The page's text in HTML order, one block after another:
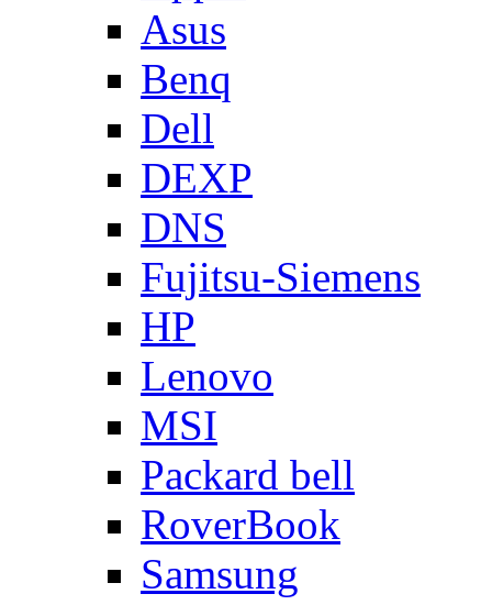
Asus
Benq
Dell
DEXP
DNS
Fujitsu-Siemens
HP
Lenovo
MSI
Packard bell
RoverBook
Samsung